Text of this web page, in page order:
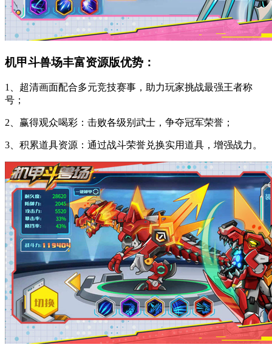
机甲斗兽场丰富资源版优势：
1、超清画面配合多元竞技赛事，助力玩家挑战最强王者称
号；
2、赢得观众喝彩：击败各级别武士，争夺冠军荣誉；
3、积累道具资源：通过战斗荣誉兑换实用道具，增强战力。